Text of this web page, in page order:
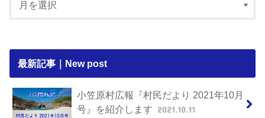
最新記事｜New post
小笠原村広報『村民だより 2021年10月
号』を紹介します 2021.10.11